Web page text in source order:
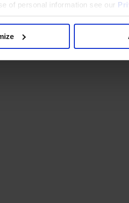
of personal information see our